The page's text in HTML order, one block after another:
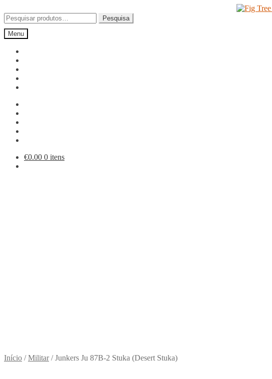
para
a
navegação
para
o
conteúdo
Pesquisar
por:
Pesquisa
Menu
€0.00 0 itens
Início /Militar/Junkers Ju 87B-2 Stuka (Desert Stuka)